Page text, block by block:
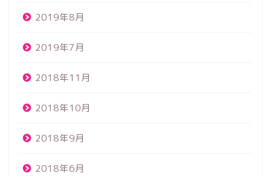
2019年8月
2019年7月
2018年11月
2018年10月
2018年9月
2018年6月